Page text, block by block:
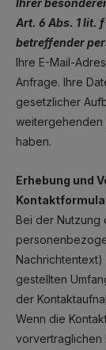
Art. 6 Abs. 1 lit.
betreffender
Ihre E-Mail-
Anfrage. Ihre
gesetzlicher
weitergehenden
haben.
Erhebung und
Bei der Nutzung
Nachrichtentext)
gestellten
der
Wenn die
vorvertraglichen